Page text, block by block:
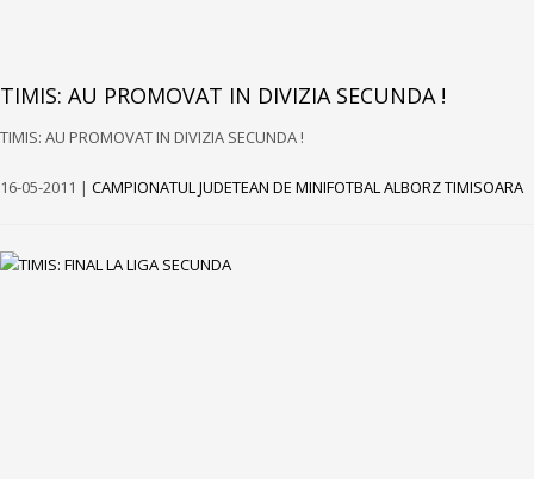
TIMIS: AU PROMOVAT IN DIVIZIA SECUNDA !
TIMIS: AU PROMOVAT IN DIVIZIA SECUNDA !
16-05-2011 | CAMPIONATUL JUDETEAN DE MINIFOTBAL ALBORZ TIMISOARA